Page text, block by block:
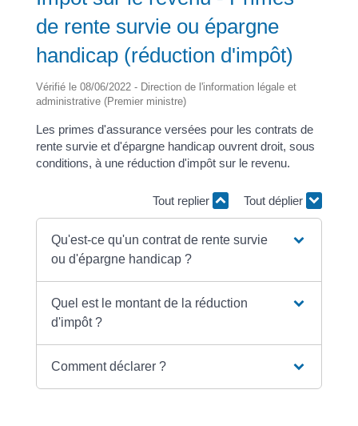
de rente survie ou épargne
handicap (réduction d'impôt)
Vérifié le 08/06/2022 - Direction de l'information légale et
administrative (Premier ministre)
Les primes d'assurance versées pour les contrats de
rente survie et d'épargne handicap ouvrent droit, sous
conditions, à une réduction d'impôt sur le revenu.
Tout replier Tout déplier
Qu'est-ce qu'un contrat de rente survie
ou d'épargne handicap ?
Quel est le montant de la réduction
d'impôt ?
Comment déclarer ?